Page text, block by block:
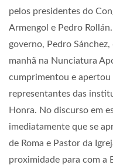
pelos presidentes do
Armengol e Pedro
governo, Pedro
manhã na Nunciatura
cumprimentou e apertou
representantes das
Honra. No discurso em
imediatamente que se
de Roma e Pastor da
proximidade para com a